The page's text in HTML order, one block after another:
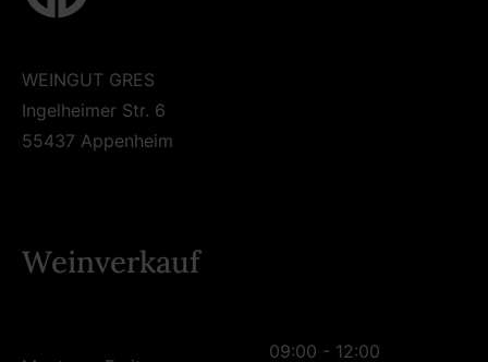
WEINGUT GRES
Ingelheimer Str. 6
55437 Appenheim
Weinverkauf
09:00 - 12:00